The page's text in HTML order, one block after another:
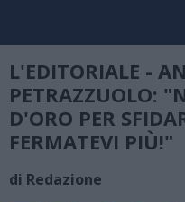
L'EDITORIALE -
PETRAZZUOLO:
D'ORO PER
FERMATEVI PIÙ!"
di Redazione